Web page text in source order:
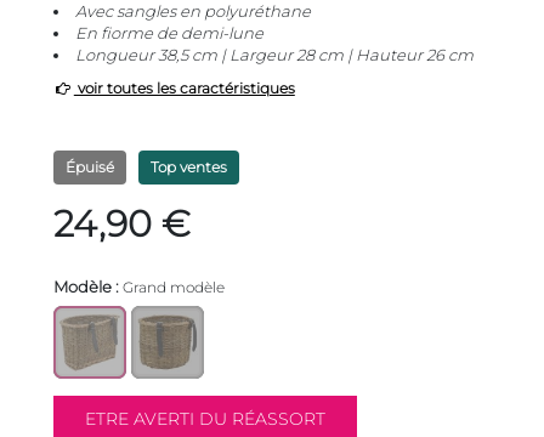
Avec sangles en polyuréthane
En fiorme de demi-lune
Longueur 38,5 cm | Largeur 28 cm | Hauteur 26 cm
voir toutes les caractéristiques
Épuisé Top ventes
24,90 €
Modèle : Grand modèle